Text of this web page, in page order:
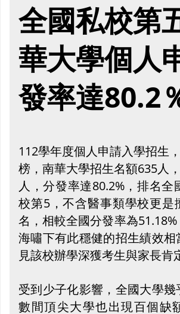
全國私校第
華大學個人
發率達80.2
112學年度個人申請入學招生
榜，南華大學招生名額635人
人，分發率達80.2%，排名全
校第5，不含醫事類學校更是
名，相較全國分發率為
海嘯下有此穩健的招生績效相
見該校辦學深獲考生與家長肯
受到少子化影響，全國大學幾
數間頂尖大學也出現百個缺